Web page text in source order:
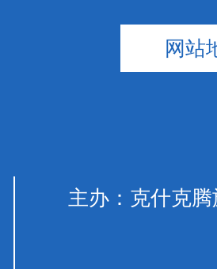
网站
主办：克什克